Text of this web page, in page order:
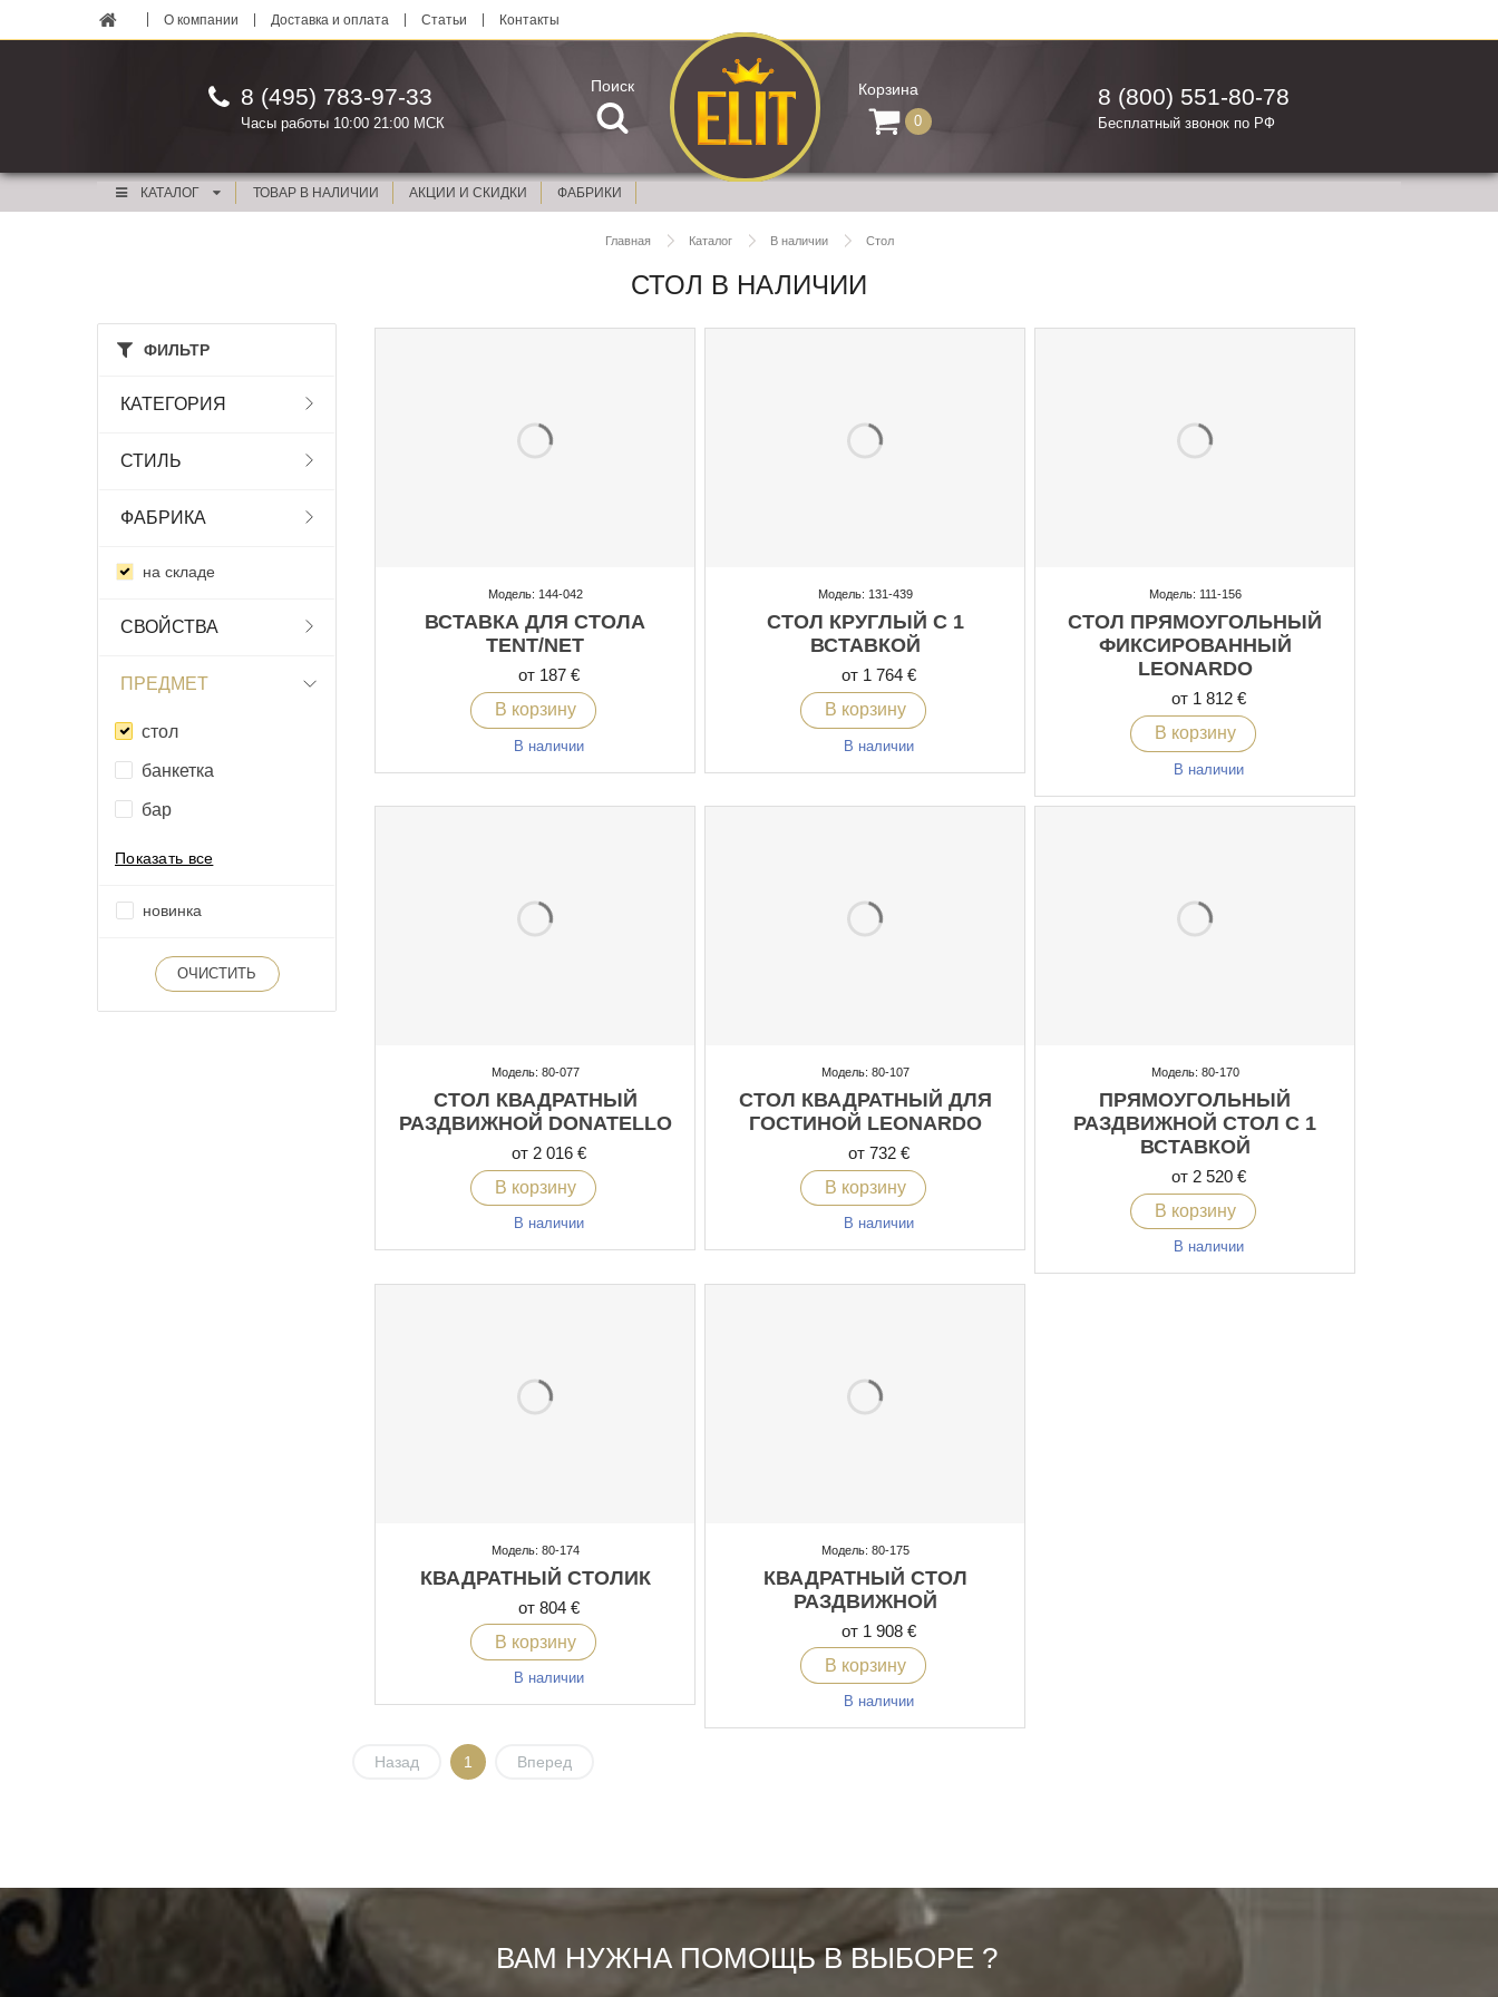
О компании Доставка и оплата Статьи Контакты
8 (495) 783-97-33
Часы работы 10:00 21:00 МСК
Поиск Корзина
0
8 (800) 551-80-78
Бесплатный звонок по РФ
КАТАЛОГ ТОВАР В НАЛИЧИИ АКЦИИ И СКИДКИ ФАБРИКИ
Главная Каталог В наличии Стол
СТОЛ В НАЛИЧИИ
ФИЛЬТР
КАТЕГОРИЯ
СТИЛЬ
ФАБРИКА
на складе
СВОЙСТВА
ПРЕДМЕТ
стол
банкетка
бар
Показать все
новинка
ОЧИСТИТЬ
Модель: 144-042
ВСТАВКА ДЛЯ СТОЛА
TENT/NET
от 187 €
В корзину
В наличии
Модель: 131-439
СТОЛ КРУГЛЫЙ С 1
ВСТАВКОЙ
от 1 764 €
В корзину
В наличии
Модель: 111-156
СТОЛ ПРЯМОУГОЛЬНЫЙ
ФИКСИРОВАННЫЙ
LEONARDO
от 1 812 €
В корзину
В наличии
Модель: 80-077
СТОЛ КВАДРАТНЫЙ
РАЗДВИЖНОЙ DONATELLO
от 2 016 €
В корзину
В наличии
Модель: 80-107
СТОЛ КВАДРАТНЫЙ ДЛЯ
ГОСТИНОЙ LEONARDO
от 732 €
В корзину
В наличии
Модель: 80-170
ПРЯМОУГОЛЬНЫЙ
РАЗДВИЖНОЙ СТОЛ С 1
ВСТАВКОЙ
от 2 520 €
В корзину
В наличии
Модель: 80-174
КВАДРАТНЫЙ СТОЛИК
от 804 €
В корзину
В наличии
Модель: 80-175
КВАДРАТНЫЙ СТОЛ
РАЗДВИЖНОЙ
от 1 908 €
В корзину
В наличии
Назад 1 Вперед
ВАМ НУЖНА ПОМОЩЬ В ВЫБОРЕ ?